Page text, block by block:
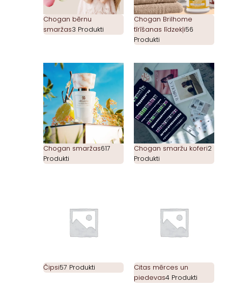
Chogan bērnu
smaržas3 Produkti
Chogan Brilhome
tīrīšanas līdzekļi56
Produkti
Chogan smaržas617
Produkti
Chogan smaržu koferi2
Produkti
Čipsi57 Produkti
Citas mērces un
piedevas4 Produkti